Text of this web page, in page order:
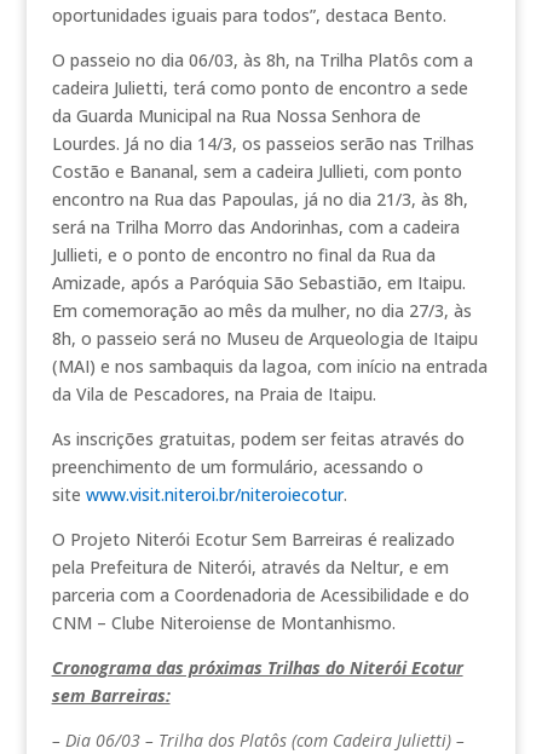
oportunidades iguais para todos”, destaca Bento.
O passeio no dia 06/03, às 8h, na Trilha Platôs com a
cadeira Julietti, terá como ponto de encontro a sede
da Guarda Municipal na Rua Nossa Senhora de
Lourdes. Já no dia 14/3, os passeios serão nas Trilhas
Costão e Bananal, sem a cadeira Jullieti, com ponto
encontro na Rua das Papoulas, já no dia 21/3, às 8h,
será na Trilha Morro das Andorinhas, com a cadeira
Jullieti, e o ponto de encontro no final da Rua da
Amizade, após a Paróquia São Sebastião, em Itaipu.
Em comemoração ao mês da mulher, no dia 27/3, às
8h, o passeio será no Museu de Arqueologia de Itaipu
(MAI) e nos sambaquis da lagoa, com início na entrada
da Vila de Pescadores, na Praia de Itaipu.
As inscrições gratuitas, podem ser feitas através do
preenchimento de um formulário, acessando o
site www.visit.niteroi.br/niteroiecotur.
O Projeto Niterói Ecotur Sem Barreiras é realizado
pela Prefeitura de Niterói, através da Neltur, e em
parceria com a Coordenadoria de Acessibilidade e do
CNM – Clube Niteroiense de Montanhismo.
Cronograma das próximas Trilhas do Niterói Ecotur
sem Barreiras:
– Dia 06/03 – Trilha dos Platôs (com Cadeira Julietti) –